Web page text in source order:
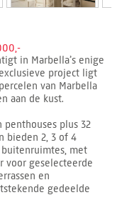
in Marbella’s enige
project ligt
van Marbella
aan de kust.
plus 32
bieden 2, 3 of 4
met
voor geselecteerde
en
gedeelde